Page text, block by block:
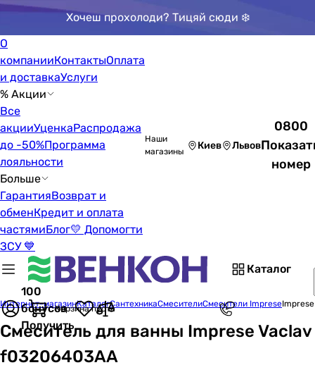
Хочеш прохолоди? Тицяй сюди ❄️
О
компанииКонтактыОплата
и доставкаУслуги
% Акции
Все
акцииУценкаРаспродажа
до -50%Программа
лояльности
Больше
ГарантияВозврат и
обменКредит и оплата
частямиБлог💛 Допомогти
ЗСУ 💙
Наши
магазины
Киев Львов
0800
номер
Каталог
100
бонусов
Получить
Корзина пуста
Интернет-магазинКаталогСантехникаСмесителиСмесители Imprese
Смеситель для ванны Imprese Vaclav
f03206403AA